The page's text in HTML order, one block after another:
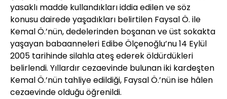
yasaklı madde kullandıkları iddia edilen ve söz
konusu dairede yaşadıkları belirtilen Faysal Ö. ile
Kemal Ö.’nün, dedelerinden boşanan ve üst sokakta
yaşayan babaanneleri Edibe Ölçenoğlu’nu 14 Eylül
2005 tarihinde silahla ateş ederek öldürdükleri
belirlendi. Yıllardır cezaevinde bulunan iki kardeşten
Kemal Ö.’nün tahliye edildiği, Faysal Ö.’nün ise hâlen
cezaevinde olduğu öğrenildi.